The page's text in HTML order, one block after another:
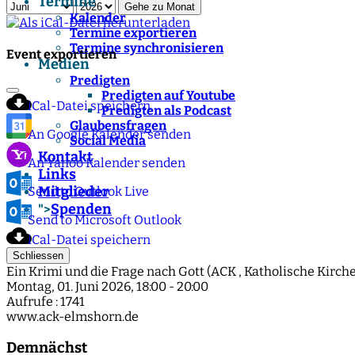
Kalender
Termine exportieren
Termine synchronisieren
Medien
Predigten
Predigten auf Youtube
Predigten als Podcast
Glaubensfragen
Social Media
Kontakt
Links
Mitglieder
">Spenden
Gehe zu Monat
Event exportieren
iCal-Datei speichern
An Google Kalender senden
An Yahoo Kalender senden
Send to Outlook Live
Send to Microsoft Outlook
iCal-Datei speichern
Schliessen
Ein Krimi und die Frage nach Gott (ACK , Katholische
Montag, 01. Juni 2026, 18:00 - 20:00
Aufrufe : 1741
www.ack-elmshorn.de
Demnächst